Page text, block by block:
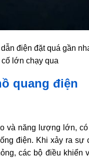
điện đặt quá gần
cố lớn chạy qua
quang điện
và năng lượng lớn,
điện. Khi xảy ra sự
các bộ điều khiển